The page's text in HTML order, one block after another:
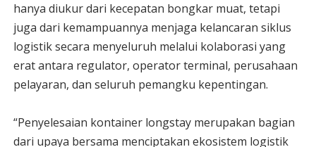
hanya diukur dari kecepatan bongkar muat, tetapi
juga dari kemampuannya menjaga kelancaran siklus
logistik secara menyeluruh melalui kolaborasi yang
erat antara regulator, operator terminal, perusahaan
pelayaran, dan seluruh pemangku kepentingan.
“Penyelesaian kontainer longstay merupakan bagian
dari upaya bersama menciptakan ekosistem logistik